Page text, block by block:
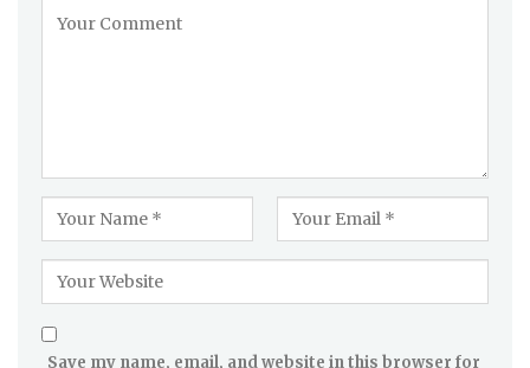
Save my name, email, and website in this browser for